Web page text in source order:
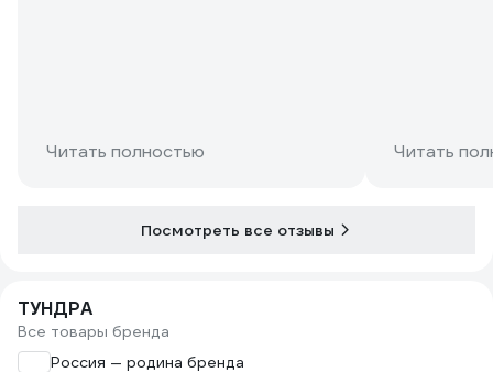
Читать полностью Читать
Посмотреть все отзывы
ТУНДРА
Все товары бренда
Россия — родина бренда